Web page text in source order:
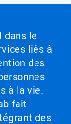
dans le
liés à
des
à la vie.
fait
des